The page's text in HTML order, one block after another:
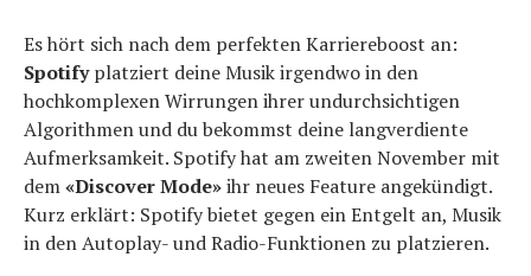
Es hört sich nach dem perfekten Karriereboost an:
Spotifyplatziert deine Musik irgendwo in den
hochkomplexen Wirrungen ihrer undurchsichtigen
Algorithmen und du bekommst deine langverdiente
Aufmerksamkeit. Spotify hat am zweiten November mit
dem«Discover Mode»ihr neues Feature angekündigt.
Kurz erklärt: Spotify bietet gegen ein Entgelt an, Musik
in den Autoplay- und Radio-Funktionen zu platzieren.